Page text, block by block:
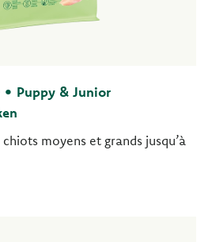
• Puppy & Junior
moyens et grands jusqu’à